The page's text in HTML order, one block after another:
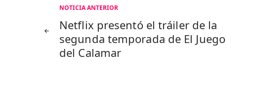
Navegación
de
entradas
NOTICIA ANTERIOR
Netflix presentó el tráiler de la
segunda temporada de El Juego
del Calamar